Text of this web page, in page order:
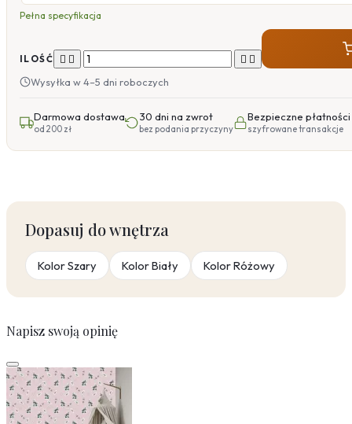
Pełna specyfikacja
ILOŚĆ    
Wysyłka w 4–5 dni roboczych
Darmowa dostawa
od 200 zł
30 dni na zwrot
bez podania przyczyny
Bezpieczne płatności
szyfrowane transakcje
Dopasuj do wnętrza
Kolor Szary Kolor Biały Kolor Różowy
Napisz swoją opinię